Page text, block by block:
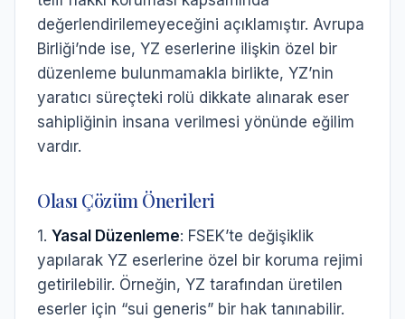
değerlendirilemeyeceğini açıklamıştır. Avrupa
Birliği’nde ise, YZ eserlerine ilişkin özel bir
düzenleme bulunmamakla birlikte, YZ’nin
yaratıcı süreçteki rolü dikkate alınarak eser
sahipliğinin insana verilmesi yönünde eğilim
vardır.
Olası Çözüm Önerileri
1. Yasal Düzenleme: FSEK’te değişiklik
yapılarak YZ eserlerine özel bir koruma rejimi
getirilebilir. Örneğin, YZ tarafından üretilen
eserler için “sui generis” bir hak tanınabilir.